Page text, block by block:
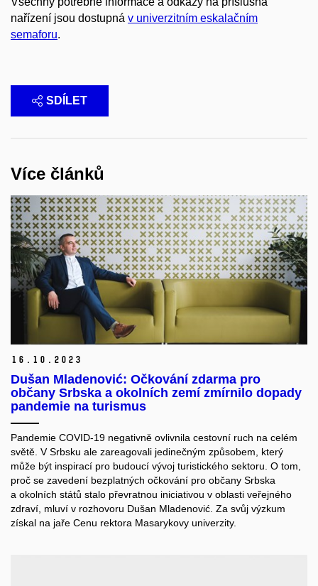
nařízení jsou dostupná v univerzitním eskalačním
semaforu.
SDÍLET
Více článků
16. 10. 2023
Dušan Mladenović: Očkování zdarma pro
občany Srbska a okolních zemí zmírnilo dopady
pandemie na turismus
Pandemie COVID-19 negativně ovlivnila cestovní ruch na celém
světě. V Srbsku ale zareagovali jedinečným způsobem, který
může být inspirací pro budoucí vývoj turistického sektoru. O tom,
proč se zavedení bezplatných očkování pro občany Srbska
a okolních států stalo převratnou iniciativou v oblasti veřejného
zdraví, mluví v rozhovoru Dušan Mladenović. Za svůj výzkum
získal na jaře Cenu rektora Masarykovy univerzity.